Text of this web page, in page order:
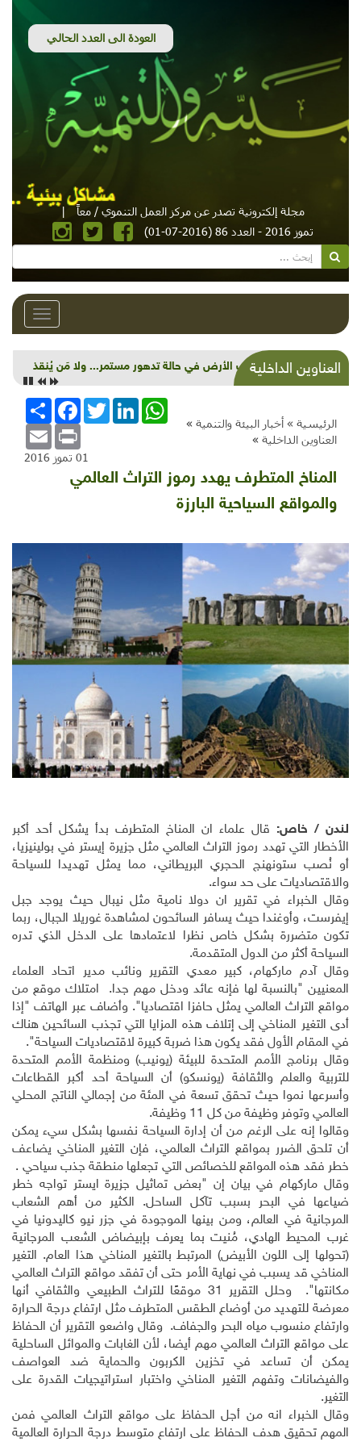
مجلة إلكترونية تصدر عن مركز العمل التنموي / معاً
|
تموز 2016 - العدد 86 (2016-07-01)
Toggle
العناوين الداخليةكوكب الأرض في حالة تدهور مستمر... ولا مَن يُنقذ
الرئيسية » أخبار البيئة والتنمية »
العناوين الداخلية »
انشر
FacebookTwitterLinkedInWhatsApp
Email Print
01 تموز 2016
المناخ المتطرف يهدد رموز التراث العالمي
والمواقع السياحية البارزة
لندن / خاص: قال علماء ان المناخ المتطرف بدأ يشكل أحد أكبر
الأخطار التي تهدد رموز التراث العالمي مثل جزيرة إيستر في بولينيزيا،
أو نُصب ستونهنج الحجري البريطاني، مما يمثل تهديدا للسياحة
والاقتصاديات على حد سواء.
وقال الخبراء في تقرير ان دولا نامية مثل نيبال حيث يوجد جبل
إيفرست، وأوغندا حيث يسافر السائحون لمشاهدة غوريلا الجبال، ربما
تكون متضررة بشكل خاص نظرا لاعتمادها على الدخل الذي تدره
السياحة أكثر من الدول المتقدمة.
وقال آدم ماركهام، كبير معدي التقرير ونائب مدير اتحاد العلماء
المعنيين "بالنسبة لها فإنه عائد ودخل مهم جدا. امتلاك موقع من
مواقع التراث العالمي يمثل حافزا اقتصاديا". وأضاف عبر الهاتف "إذا
أدى التغير المناخي إلى إتلاف هذه المزايا التي تجذب السائحين هناك
في المقام الأول فقد يكون هذا ضربة كبيرة لاقتصاديات السياحة".
وقال برنامج الأمم المتحدة للبيئة (يونيب) ومنظمة الأمم المتحدة
للتربية والعلم والثقافة (يونسكو) أن السياحة أحد أكبر القطاعات
وأسرعها نموا حيث تحقق تسعة في المئة من إجمالي الناتج المحلي
العالمي وتوفر وظيفة من كل 11 وظيفة.
وقالوا إنه على الرغم من أن إدارة السياحة نفسها بشكل سيء يمكن
أن تلحق الضرر بمواقع التراث العالمي، فإن التغير المناخي يضاعف
خطر فقد هذه المواقع للخصائص التي تجعلها منطقة جذب سياحي .
وقال ماركهام في بيان إن "بعض تماثيل جزيرة ايستر تواجه خطر
ضياعها في البحر بسبب تآكل الساحل. الكثير من أهم الشعاب
المرجانية في العالم، ومن بينها الموجودة في جزر نيو كاليدونيا في
غرب المحيط الهادي، مُنيت بما يعرف بإبيضاض الشعب المرجانية
(تحولها إلى اللون الأبيض) المرتبط بالتغير المناخي هذا العام. التغير
المناخي قد يسبب في نهاية الأمر حتى أن تفقد مواقع التراث العالمي
مكانتها". وحلل التقرير 31 موقعًا للتراث الطبيعي والثقافي أنها
معرضة للتهديد من أوضاع الطقس المتطرف مثل ارتفاع درجة الحرارة
وارتفاع منسوب مياه البحر والجفاف. وقال واضعو التقرير أن الحفاظ
على مواقع التراث العالمي مهم أيضا، لأن الغابات والموائل الساحلية
يمكن أن تساعد في تخزين الكربون والحماية ضد العواصف
والفيضانات وتفهم التغير المناخي واختبار استراتيجيات القدرة على
التغير.
وقال الخبراء انه من أجل الحفاظ على مواقع التراث العالمي فمن
المهم تحقيق هدف الحفاظ على ارتفاع متوسط درجة الحرارة العالمية